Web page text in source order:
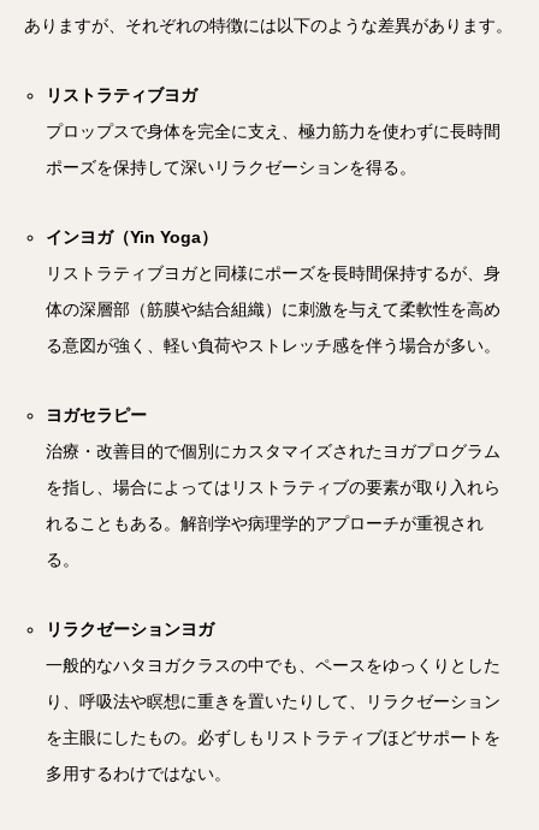
ありますが、それぞれの特徴には以下のような差異があります。
リストラティブヨガ
プロップスで身体を完全に支え、極力筋力を使わずに長時間
ポーズを保持して深いリラクゼーションを得る。
インヨガ（Yin Yoga）
リストラティブヨガと同様にポーズを長時間保持するが、身
体の深層部（筋膜や結合組織）に刺激を与えて柔軟性を高め
る意図が強く、軽い負荷やストレッチ感を伴う場合が多い。
ヨガセラピー
治療・改善目的で個別にカスタマイズされたヨガプログラム
を指し、場合によってはリストラティブの要素が取り入れら
れることもある。解剖学や病理学的アプローチが重視され
る。
リラクゼーションヨガ
一般的なハタヨガクラスの中でも、ペースをゆっくりとした
り、呼吸法や瞑想に重きを置いたりして、リラクゼーション
を主眼にしたもの。必ずしもリストラティブほどサポートを
多用するわけではない。